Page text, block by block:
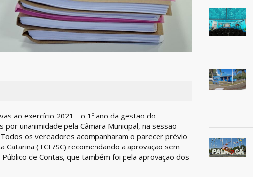
ao exercício 2021 - o 1º ano da gestão do
unanimidade pela Câmara Municipal, na sessão
os vereadores acompanharam o parecer prévio
Catarina (TCE/SC) recomendando a aprovação sem
de Contas, que também foi pela aprovação dos